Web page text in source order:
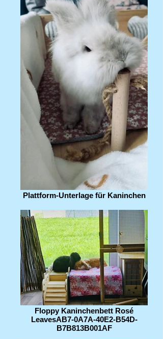
Plattform-Unterlage für Kaninchen
Floppy Kaninchenbett Rosé
LeavesAB7-0A7A-40E2-B54D-
B7B813B001AF